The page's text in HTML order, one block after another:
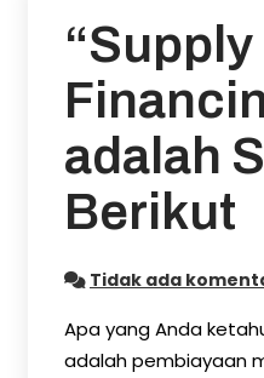
adalah
Berikut
Tidak ada
Apa yang Anda
adalah pembiayaan